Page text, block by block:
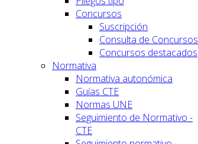
Concursos
Suscripción
Consulta de Concursos
Concursos destacados
Normativa
Normativa autonómica
Guías CTE
Normas UNE
Seguimiento de Normativo -
CTE